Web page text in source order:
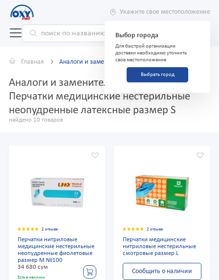
Укажите свое местоположение
Выбор города
Для быстрой организации
доставки необходимо уточнить
свое местоположение
Выбрать город
Главная Аналоги и заменители
Аналоги и заменители препарата
Перчатки медицинские нестерильные
неопудренные латексные размер S
найдено 10 товаров
2 отзыва
Перчатки нитриловые
медицинские нестерильные
неопудренные фиолетовые
размер М №100
34 680 сум
Есть в наличии
2 отзыва
Перчатки медицинские
нитриловые нестерильные
смотровые размер L
Сообщить о наличии